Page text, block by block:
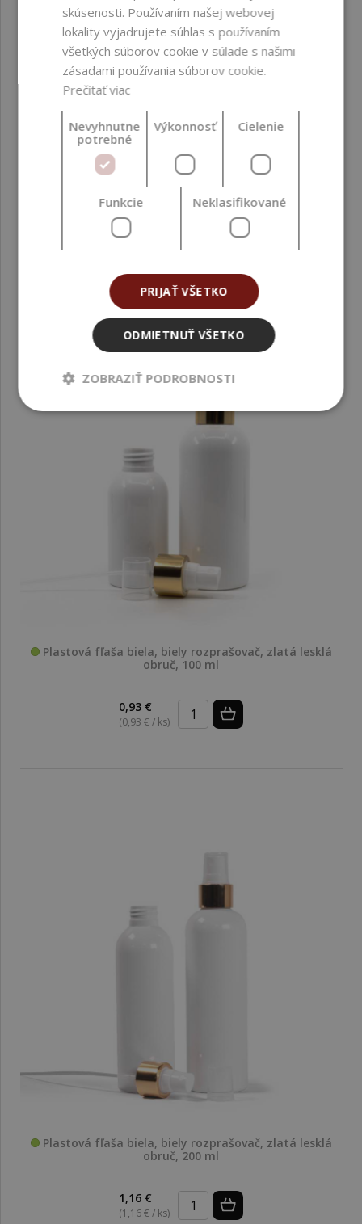
Plastová fľaša biela, bielo-zlatý, lesklý, 100 ml
1,04 €
(1,04 € / ks)
Plastová fľaša biela, biely rozprašovač, zlatá lesklá
obruč, 100 ml
0,93 €
(0,93 € / ks)
Plastová fľaša biela, biely rozprašovač, zlatá lesklá
obruč, 200 ml
1,16 €
(1,16 € / ks)
skúsenosti. Používaním našej webovej
lokality vyjadrujete súhlas s používaním
všetkých súborov cookie v súlade s našimi
zásadami používania súborov cookie.
Prečítať viac
Nevyhnutne
potrebné
Výkonnosť Cielenie
Funkcie Neklasifikované
PRIJAŤ VŠETKO
ODMIETNUŤ VŠETKO
ZOBRAZIŤ PODROBNOSTI